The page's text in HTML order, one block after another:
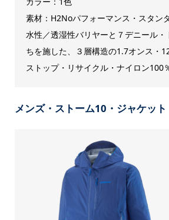
素材：H2Noパフォーマンス・スタン
水性／透湿性バリヤーと７デニール
ちを施した、３層構造の1.7オンス・
ストップ・リサイクル・ナイロン100
メンズ・ストーム10・ジャケット